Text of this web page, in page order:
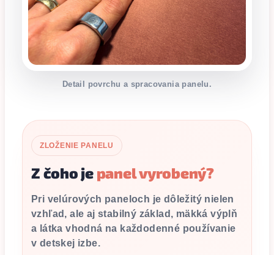
Detail povrchu a spracovania panelu.
ZLOŽENIE PANELU
Z čoho je panel vyrobený?
Pri velúrových paneloch je dôležitý nielen
vzhľad, ale aj stabilný základ, mäkká výplň
a látka vhodná na každodenné používanie
v detskej izbe.